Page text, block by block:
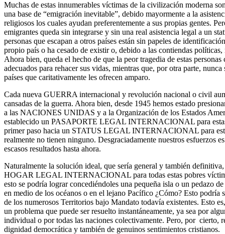
Muchas de estas innumerables víctimas de la civilización moderna
una base de “emigración inevitable”, debido mayormente a la
religiosos los cuales ayudan preferentemente a sus propias gentes.
emigrantes queda sin integrarse y sin una real asistencia legal a un
personas que escapan a otros países están sin papeles de
propio país o ha cesado de existir o, debido a las contiendas políticas,
Ahora bien, queda el hecho de que la peor tragedia de estas
adecuados para rehacer sus vidas, mientras que, por otra parte,
países que caritativamente les ofrecen amparo.
Cada nueva GUERRA internacional y revolución nacional o civil
cansadas de la guerra. Ahora bien, desde 1945 hemos estado
a las NACIONES UNIDAS y a la Organización de los Estados
establecido un PASAPORTE LEGAL INTERNACIONAL para
primer paso hacia un STATUS LEGAL INTERNACIONAL para
realmente no tienen ninguno. Desgraciadamente nuestros esfuerzos
escasos resultados hasta ahora.
Naturalmente la solución ideal, que sería general y también
HOGAR LEGAL INTERNACIONAL para todas estas pobres
esto se podría lograr concediéndoles una pequeña isla o un pedazo
en medio de los océanos o en el lejano Pacífico ¿Cómo? Esto podría
de los numerosos Territorios bajo Mandato todavía existentes. Esto
un problema que puede ser resuelto instantáneamente, ya sea por
individual o por todas las naciones colectivamente. Pero, por cierto,
dignidad democrática y también de genuinos sentimientos cristianos.